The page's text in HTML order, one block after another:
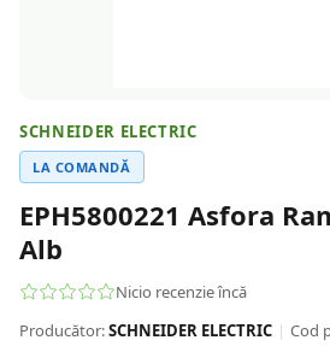
SCHNEIDER ELECTRIC
LA COMANDĂ
EPH5800221 Asfora
Alb
Nicio recenzie încă
Producător:SCHNEIDER ELECTRIC | Cod